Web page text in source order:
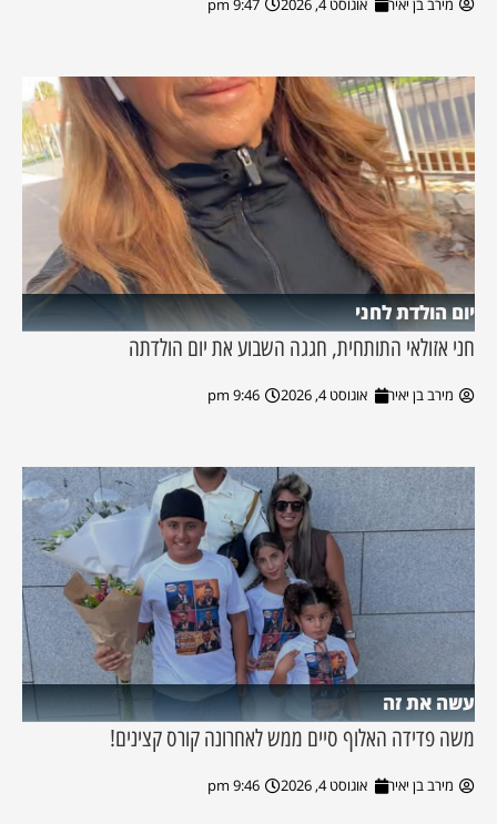
מירב בן יאיר אוגוסט 4, 2026 9:47 pm
יום הולדת לחני
חני אזולאי התותחית, חגגה השבוע את יום הולדתה
מירב בן יאיר אוגוסט 4, 2026 9:46 pm
עשה את זה
משה פדידה האלוף סיים ממש לאחרונה קורס קצינים!
מירב בן יאיר אוגוסט 4, 2026 9:46 pm